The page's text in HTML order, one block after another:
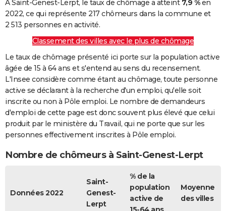
À Saint-Genest-Lerpt, le taux de chômage a atteint 7,9 %en
2022, ce qui représente 217 chômeurs dans la commune et
2 513 personnes en activité.
Classement des villes avec le plus de chômage
Le taux de chômage présenté ici porte sur la population active
âgée de 15 à 64 ans et s'entend au sens du recensement.
L'Insee considère comme étant au chômage, toute personne
active se déclarant à la recherche d'un emploi, qu'elle soit
inscrite ou non à Pôle emploi. Le nombre de demandeurs
d'emploi de cette page est donc souvent plus élevé que celui
produit par le ministère du Travail, qui ne porte que sur les
personnes effectivement inscrites à Pôle emploi.
Nombre de chômeurs à Saint-Genest-Lerpt
Données 2022
Saint-
Genest-
Lerpt
% de la
population
active de
Moyenne
des villes